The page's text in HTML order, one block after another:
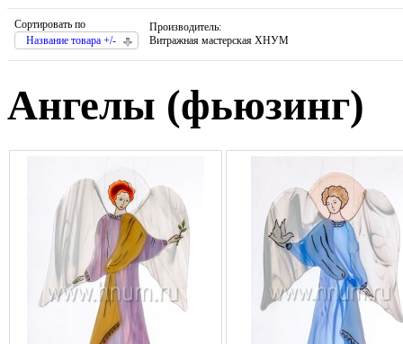
Сортировать по
Название товара +/-
Производитель:
Витражная мастерская ХНУМ
Ангелы (фьюзинг)